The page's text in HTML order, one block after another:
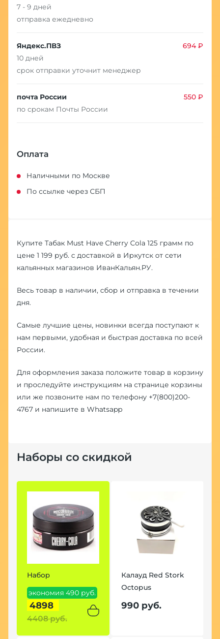
7 - 9 дней
отправка ежедневно
Яндекс.ПВЗ
694 ₽
10 дней
срок отправки уточнит менеджер
почта России
550 ₽
по срокам Почты России
Оплата
Наличными по Москве
По ссылке через СБП
Купите Табак Must Have Cherry Cola 125 грамм по
цене 1 199 руб. с доставкой в Иркутск от сети
кальянных магазинов ИванКальян.РУ.
Весь товар в наличии, сбор и отправка в течении
дня.
Самые лучшие цены, новинки всегда поступают к
нам первыми, удобная и быстрая доставка по всей
России.
Для оформления заказа положите товар в корзину
и проследуйте инструкциям на странице корзины
или же позвоните нам по телефону +7(800)200-
4767и напишите в Whatsapp
Наборы со скидкой
Набор
экономия 490 руб.
4898
4408 руб.
Калауд Red Stork
Octopus
990 руб.